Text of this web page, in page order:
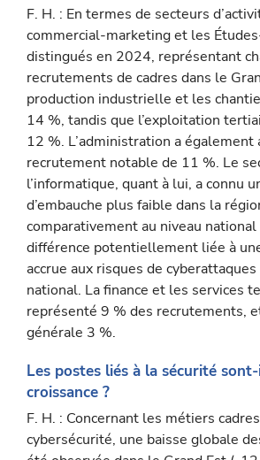
F. H. : En termes de secteurs
commercial-marketing et les
distingués en 2024, représentant
recrutements de cadres dans le
production industrielle et les
14 %, tandis que l’ex­ploitation
12 %. L’administration a également
recrutement notable de 11 %. Le
l’informatique, quant à lui, a connu
d’embauche plus faible dans la
comparativement au niveau
différence potentiellement liée à
accrue aux risques de cyberattaques
national. La finance et les services
représenté 9 % des recrutements,
générale 3 %.
Les postes liés à la sécurité
croissance ?
F. H. : Concernant les métiers
cybersécurité, une baisse globale